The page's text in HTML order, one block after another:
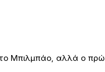
Μπιλμπάο, αλλά ο